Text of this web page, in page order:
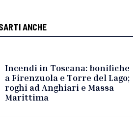
ANCHE
Incendi in Toscana: bonifiche
a Firenzuola e Torre del Lago;
roghi ad Anghiari e Massa
Marittima